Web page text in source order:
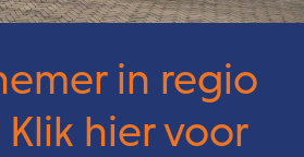
in regio
Klik hier voor